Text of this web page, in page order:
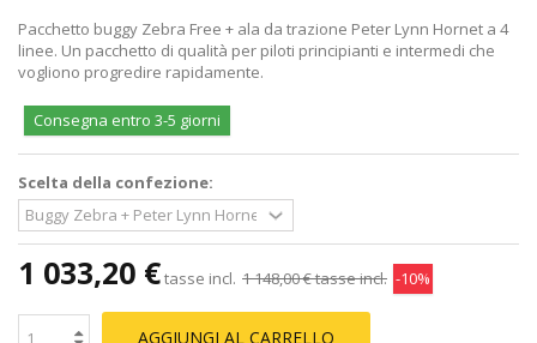
Pacchetto buggy Zebra Free + ala da trazione Peter Lynn Hornet a 4
linee. Un pacchetto di qualità per piloti principianti e intermedi che
vogliono progredire rapidamente.
Consegna entro 3-5 giorni
Scelta della confezione:
1 033,20 €tasse incl. 1 148,00 €tasse incl. -10%
AGGIUNGI AL CARRELLO